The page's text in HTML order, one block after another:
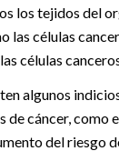
los tejidos del
las células
células
algunos
de cáncer, como
del riesgo